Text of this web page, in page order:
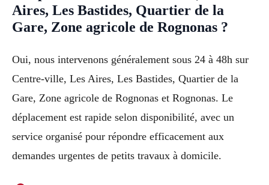
Aires, Les Bastides, Quartier de la
Gare, Zone agricole de Rognonas ?
Oui, nous intervenons généralement sous 24 à 48h sur
Centre-ville, Les Aires, Les Bastides, Quartier de la
Gare, Zone agricole de Rognonas et Rognonas. Le
déplacement est rapide selon disponibilité, avec un
service organisé pour répondre efficacement aux
demandes urgentes de petits travaux à domicile.